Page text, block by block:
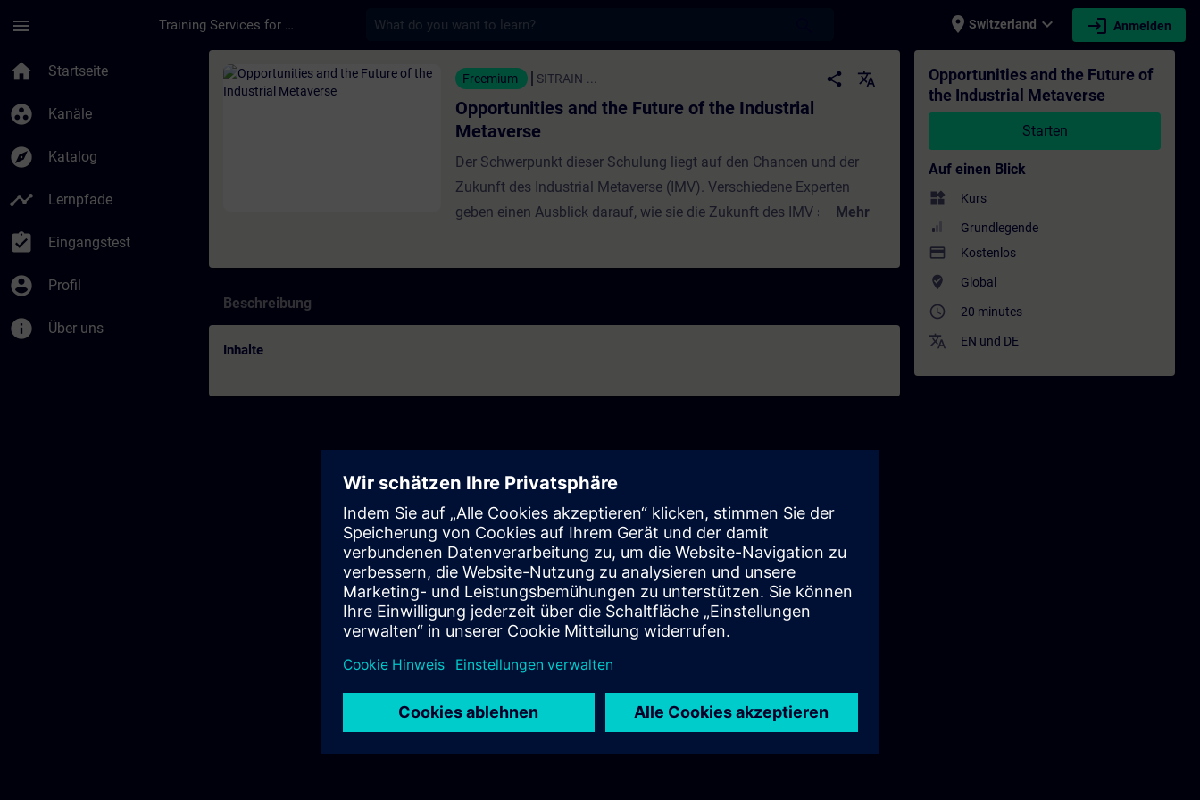
menu Training Services for Digital Industries place Switzerland expand_more login Anmelden
home Startseite
group_work Kanäle
explore Katalog
timeline Lernpfade
assignment_turned_in Eingangstest
account_circle Profil
info Über uns
Kurs - Opportunities and the Future of the Industrial Metaverse - Training - Schulung - Weiterbildung |
Freemium SITRAIN-... share translate
Opportunities and the Future of the Industrial
Metaverse
Der Schwerpunkt dieser Schulung liegt auf den Chancen und der
Zukunft des Industrial Metaverse (IMV). Verschiedene Experten
geben einen Ausblick darauf, wie sie die Zukunft des IMV sehen und
Mehr
Beschreibung
Inhalte
Opportunities and the Future of
the Industrial Metaverse
Starten
Auf einen Blick
widgets Kurs
Grundlegende
payment Kostenlos
where_to_vote Global
access_time 20 minutes
translate EN und DE